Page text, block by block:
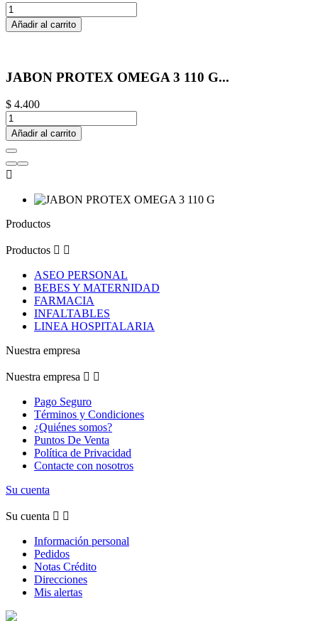
Añadir al carrito
JABON PROTEX OMEGA 3 110 G...
$ 4.400
Añadir al carrito

Productos
Productos  
ASEO PERSONAL
BEBES Y MATERNIDAD
FARMACIA
INFALTABLES
LINEA HOSPITALARIA
Nuestra empresa
Nuestra empresa  
Pago Seguro
Términos y Condiciones
¿Quiénes somos?
Puntos De Venta
Política de Privacidad
Contacte con nosotros
Su cuenta
Su cuenta  
Información personal
Pedidos
Notas Crédito
Direcciones
Mis alertas